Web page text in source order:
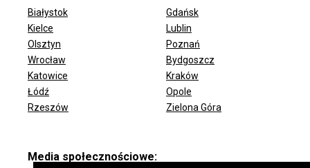
ODDZIAŁY FUNDACJI
Białystok
Gdańsk
Kielce
Lublin
Olsztyn
Poznań
Wrocław
Bydgoszcz
Katowice
Kraków
Łódź
Opole
Rzeszów
Zielona Góra
Media społecznościowe: